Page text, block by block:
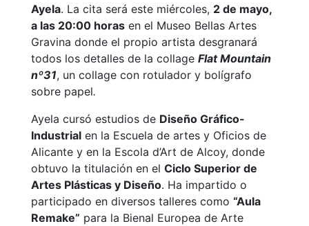
Ayela. La cita será este miércoles, 2 de mayo,
a las 20:00 horas en el Museo Bellas Artes
Gravina donde el propio artista desgranará
todos los detalles de la collage Flat Mountain
nº31, un collage con rotulador y bolígrafo
sobre papel.
Ayela cursó estudios de Diseño Gráfico-
Industrial en la Escuela de artes y Oficios de
Alicante y en la Escola d’Art de Alcoy, donde
obtuvo la titulación en el Ciclo Superior de
Artes Plásticas y Diseño. Ha impartido o
participado en diversos talleres como “Aula
Remake” para la Bienal Europea de Arte